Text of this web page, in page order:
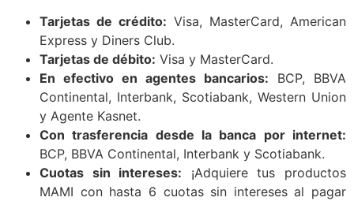
Tarjetas de crédito: Visa, MasterCard, American
Express y Diners Club.
Tarjetas de débito: Visa y MasterCard.
En efectivo en agentes bancarios: BCP, BBVA
Continental, Interbank, Scotiabank, Western Union
y Agente Kasnet.
Con trasferencia desde la banca por internet:
BCP, BBVA Continental, Interbank y Scotiabank.
Cuotas sin intereses: ¡Adquiere tus productos
MAMI con hasta 6 cuotas sin intereses al pagar